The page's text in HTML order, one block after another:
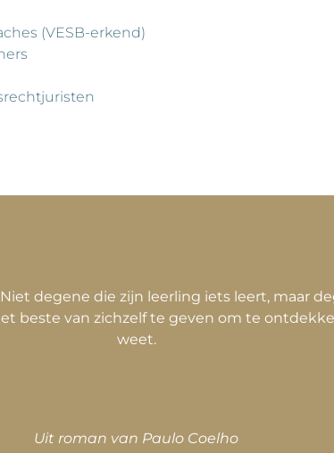
(VESB-erkend)
degene die zijn leerling iets leert, maar
beste van zichzelf te geven om te
weet.
Uit roman van Paulo Coelho